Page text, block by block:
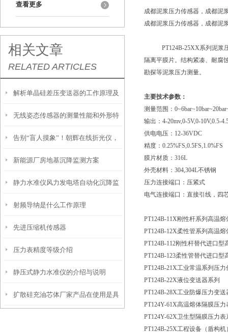
查看更多
相关文章
RELATED ARTICLES
解析单晶硅差压变送器的工作原理及
性能特点
无线姿态传感器的测量性能和外形特
点
告别“盲人摸象”！朝辉在线折光仪，
让机床切削液浓度尽在“掌”握，省心
省钱省刀具！
新能源厂房地基沉降监测方案
静力水准仪风力发电塔自动化沉降监
测
射频导纳是什么工作原理
先进压缩机传感器
压力表精度等级介绍
静压式静力水准仪的介绍与说明
扩散硅充油芯体厂家产品在使用是具
成都泥浆压力传感器，成都泥
成都泥浆压力传感器，成都泥
PT124B-25XX系列泥浆
隔离平膜片。结构紧凑、耐腐
勘探等泥浆压力测量。
主要技术参数：
测量范围：
输出： 4-20mv,0-5V,0-10V,0.5-
供电电压： 12-36VDC
精度： 0.25%FS,0.5FS,1.0%FS
膜片材质： 316L
外壳材料： 304,304L不锈钢
压力连接端口：压紧式
电气连接端口：直接引线，四
PT124B-11X刚性杆系列高温
PT124B-12X柔性管系列高温
PT124B-112刚性杆替代进口型
PT124B-123柔性管替代进口型
PT124B-21X工业常温系列压力
PT124B-22X液位变送器系列
PT124B-28X工业防爆压力变送
PT124Y-61X高温熔体隔膜压
PT124Y-62X卫生型隔膜压力表
PT124B-25X工程设备（盾构